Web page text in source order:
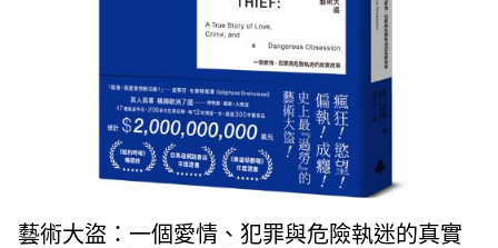
藝術大盜：一個愛情、犯罪與危險執迷的真實